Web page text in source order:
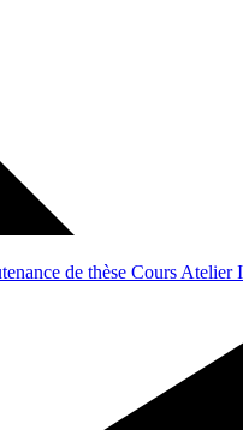
de thèse Cours Atelier